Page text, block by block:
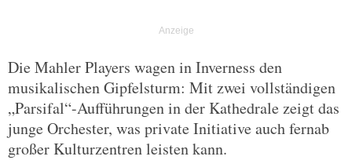
Die Mahler Players wagen in Inverness den
musikalischen Gipfelsturm: Mit zwei vollständigen
„Parsifal“-Aufführungen in der Kathedrale zeigt das
junge Orchester, was private Initiative auch fernab
großer Kulturzentren leisten kann.